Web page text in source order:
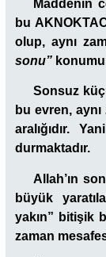
Maddenin
bu
olup, aynı
sonu”
Sonsuz
bu evren,
aralığıdır.
durmaktadır.
Allah’ın
büyük
yakın” bitişik
zaman